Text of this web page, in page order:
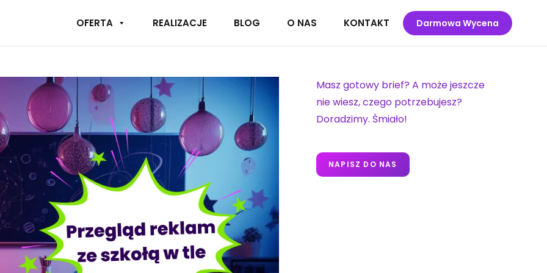
OFERTA REALIZACJE BLOG O NAS KONTAKT Darmowa Wycena
Masz gotowy brief? A może jeszcze
nie wiesz, czego potrzebujesz?
Doradzimy. Śmiało!
NAPISZ DO NAS